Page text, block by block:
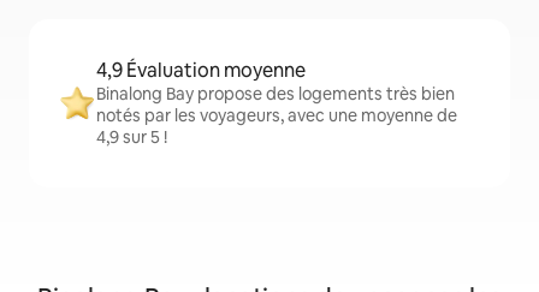
4,9 Évaluation moyenne
Binalong Bay propose des logements très bien
notés par les voyageurs, avec une moyenne de
4,9 sur 5 !